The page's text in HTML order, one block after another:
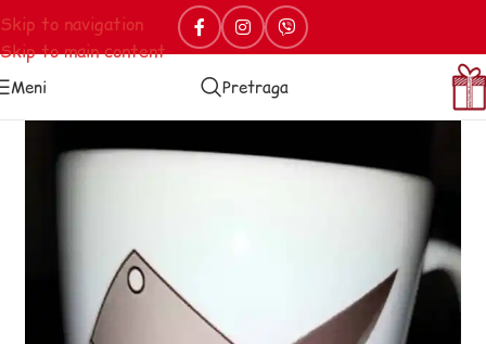
Skip to navigation
Skip to main content
Meni Pretraga